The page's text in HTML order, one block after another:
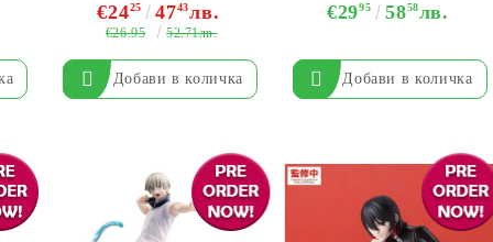
- Hatsune Miku Punk!
€2425 4743лв.
€26.95 52.71лв.
€2995 5858лв.